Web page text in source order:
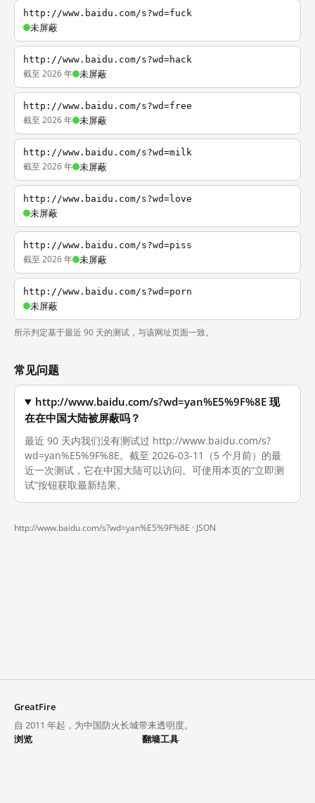
http://www.baidu.com/s?wd=fuck
未屏蔽
http://www.baidu.com/s?wd=hack
截至 2026 年 未屏蔽
http://www.baidu.com/s?wd=free
截至 2026 年 未屏蔽
http://www.baidu.com/s?wd=milk
截至 2026 年 未屏蔽
http://www.baidu.com/s?wd=love
未屏蔽
http://www.baidu.com/s?wd=piss
截至 2026 年 未屏蔽
http://www.baidu.com/s?wd=porn
未屏蔽
所示判定基于最近 90 天的测试，与该网址页面一致。
常见问题
http://www.baidu.com/s?wd=yan%E5%9F%8E 现
在在中国大陆被屏蔽吗？
最近 90 天内我们没有测试过 http://www.baidu.com/s?
wd=yan%E5%9F%8E。截至 2026-03-11（5 个月前）的最
近一次测试，它在中国大陆可以访问。可使用本页的“立即测
试”按钮获取最新结果。
http://www.baidu.com/s?wd=yan%E5%9F%8E · JSON
GreatFire
自 2011 年起，为中国防火长城带来透明度。
浏览
翻墙工具